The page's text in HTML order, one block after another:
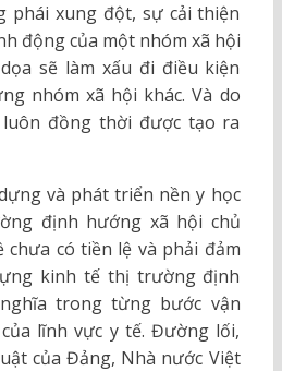
phái xung đột, sự cải thiện
động của một nhóm xã hội
sẽ làm xấu đi điều kiện
nhóm xã hội khác. Và do
đồng thời được tạo ra
và phát triển nền y học
định hướng xã hội chủ
chưa có tiền lệ và phải đảm
kinh tế thị trường định
trong từng bước vận
lĩnh vực y tế. Đường lối,
của Đảng, Nhà nước Việt